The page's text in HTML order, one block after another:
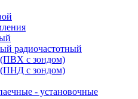
радиочастотный
с зондом)
с зондом)
- установочные